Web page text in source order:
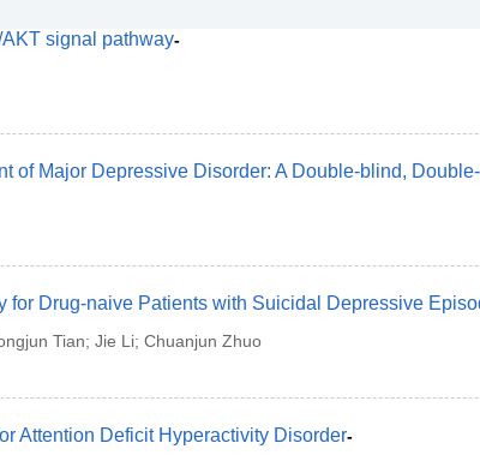
signal pathway-
of Major Depressive Disorder: A Double-blind,
Drug-naive Patients with Suicidal Depressive
Tian; Jie Li; Chuanjun Zhuo
Attention Deficit Hyperactivity Disorder-